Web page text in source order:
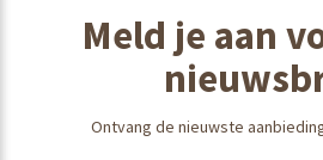
Meld je aan
Ontvang de nieuwste